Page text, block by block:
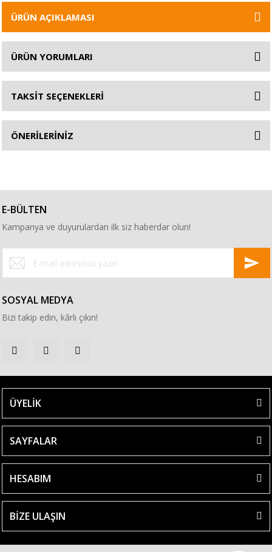
ÜRÜN AÇIKLAMASI
ÜRÜN YORUMLARI
TAKSİT SEÇENEKLERİ
ÖNERİLERİNİZ
E-BÜLTEN
Kampanya ve duyurulardan ilk siz haberdar olun!
SOSYAL MEDYA
Bizi takip edin, kârlı çıkın!
ÜYELİK
SAYFALAR
HESABIM
BİZE ULAŞIN